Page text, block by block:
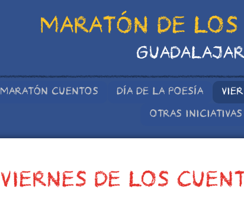
MARATÓN DE
MARATÓN CUENTOS DÍA DE LA POESÍA
OTRAS INICIATIVAS
VIERNES DE LOS